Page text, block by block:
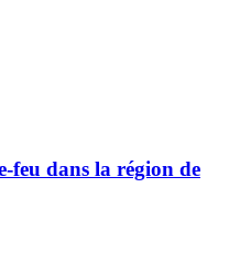
dans la région de